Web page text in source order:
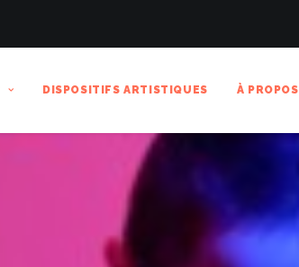
DISPOSITIFS ARTISTIQUES À PROPOS